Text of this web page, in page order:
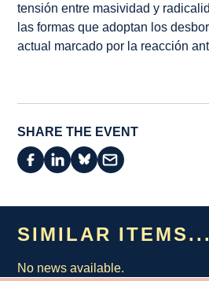
tensión entre masividad y
las formas que adoptan los
actual marcado por la reacción
SHARE THE EVENT
SIMILAR ITEMS...
No news available.